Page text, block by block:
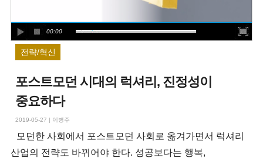
00:00
전략/혁신
포스트모던 시대의 럭셔리, 진정성이
중요하다
2019-05-27 | 이병주
모던한 사회에서 포스트모던 사회로 옮겨가면서 럭셔리
산업의 전략도 바뀌어야 한다. 성공보다는 행복,